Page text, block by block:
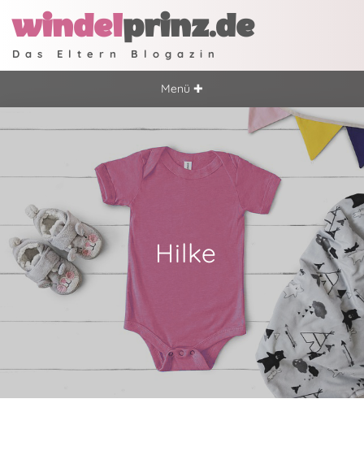
windelprinz.de
Das Eltern Blogazin
Menü ✚
Hilke